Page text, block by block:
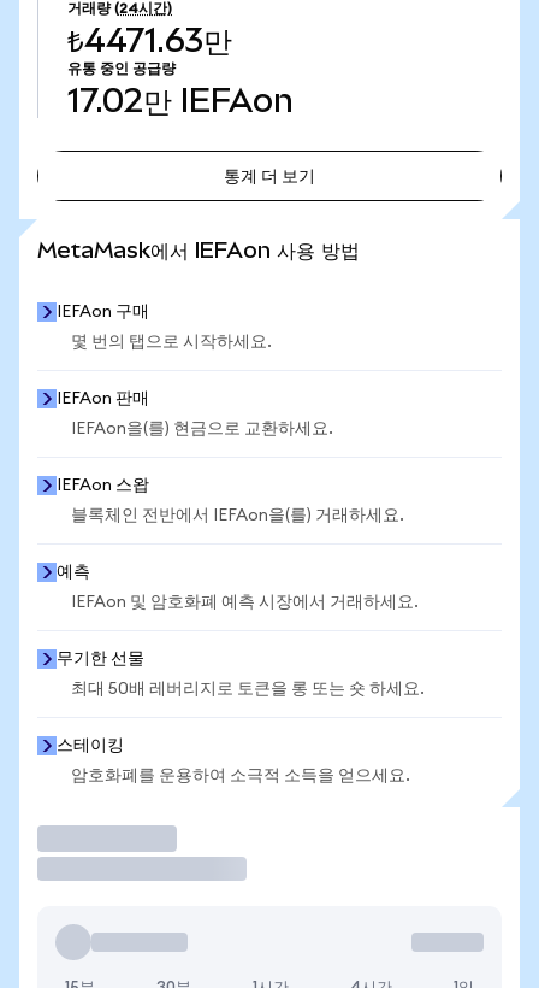
거래량 (24시간)
₺4471.63만
유통 중인 공급량
17.02만 IEFAon
통계 더 보기
MetaMask에서 IEFAon 사용 방법
IEFAon 구매
몇 번의 탭으로 시작하세요.
IEFAon 판매
IEFAon을(를) 현금으로 교환하세요.
IEFAon 스왑
블록체인 전반에서 IEFAon을(를) 거래하세요.
예측
IEFAon 및 암호화폐 예측 시장에서 거래하세요.
무기한 선물
최대 50배 레버리지로 토큰을 롱 또는 숏 하세요.
스테이킹
암호화폐를 운용하여 소극적 소득을 얻으세요.